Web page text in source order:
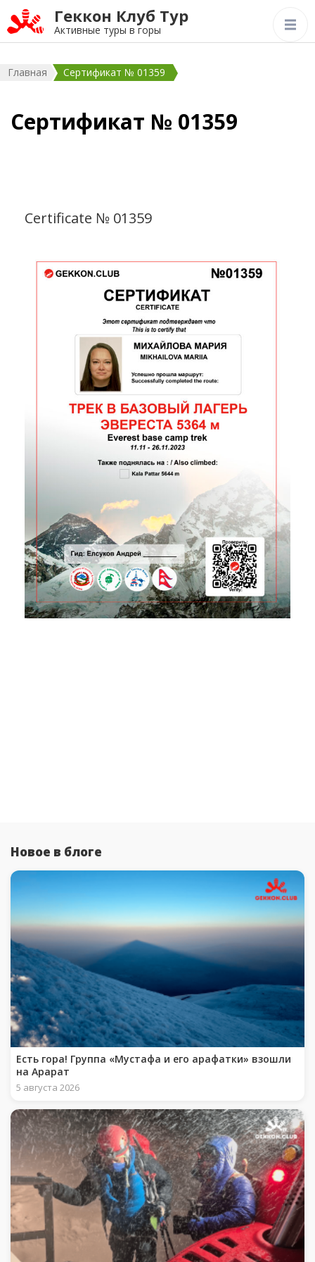
Геккон Клуб Тур
Активные туры в горы
Главная Сертификат № 01359
Сертификат № 01359
Certificate № 01359
Новое в блоге
Есть гора! Группа «Мустафа и его арафатки» взошли
на Арарат
5 августа 2026